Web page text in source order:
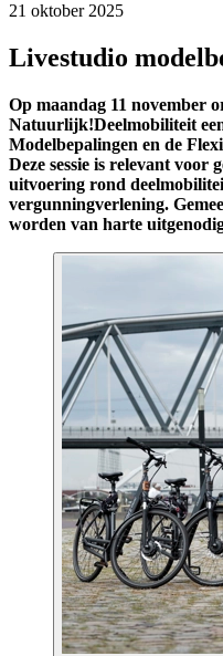
21 oktober 2025
Livestudio
Op maandag 11 november
Natuurlijk!Deelmobiliteit
Modelbepalingen en de
Deze sessie is relevant voor
uitvoering rond
vergunningverlening.
worden van harte